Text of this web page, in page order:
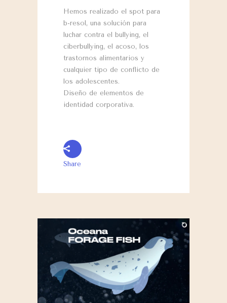
Hemos realizado el spot para
b-resol, una solución para
luchar contra el bullying, el
ciberbullying, el acoso, los
trastornos alimentarios y
cualquier tipo de conflicto de
los adolescentes.
Diseño de elementos de
identidad corporativa.
Share